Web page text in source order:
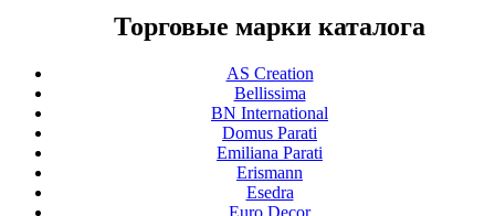
Торговые марки каталога
AS Creation
Bellissima
BN International
Domus Parati
Emiliana Parati
Erismann
Esedra
Euro Decor